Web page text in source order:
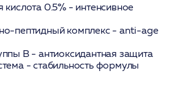
кислота 0.5% - интенсивное
пептидный комплекс- anti-age
B- антиоксидантная защита
- стабильность формулы